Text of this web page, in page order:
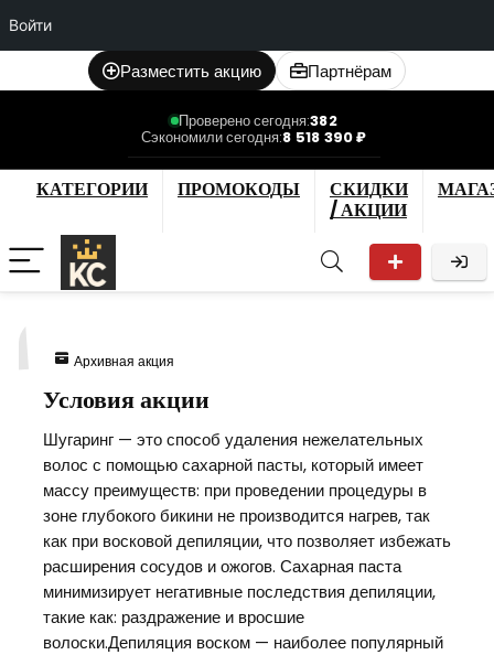
Войти
Разместить акцию Партнёрам
Проверено сегодня:382
Сэкономили сегодня:8 518 390 ₽
КАТЕГОРИИ ПРОМОКОДЫ
СКИДКИ
/ АКЦИИ
Архивная акция
Условия акции
Шугаринг — это способ удаления нежелательных
волос с помощью сахарной пасты, который имеет
массу преимуществ: при проведении процедуры в
зоне глубокого бикини не производится нагрев, так
как при восковой депиляции, что позволяет избежать
расширения сосудов и ожогов. Сахарная паста
минимизирует негативные последствия депиляции,
такие как: раздражение и вросшие
волоски.Депиляция воском — наиболее популярный